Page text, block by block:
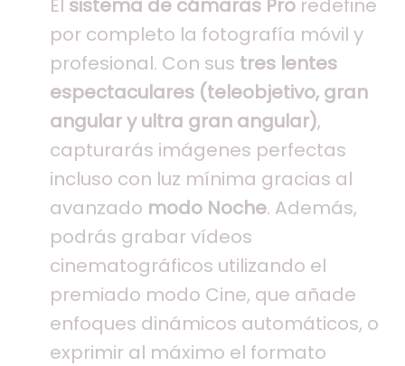
El sistema de cámaras Pro redefine
por completo la fotografía móvil y
profesional. Con sus tres lentes
espectaculares (teleobjetivo, gran
angular y ultra gran angular),
capturarás imágenes perfectas
incluso con luz mínima gracias al
avanzado modo Noche. Además,
podrás grabar vídeos
cinematográficos utilizando el
premiado modo Cine, que añade
enfoques dinámicos automáticos, o
exprimir al máximo el formato